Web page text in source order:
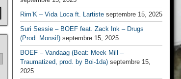
Rim’K – Vida Loca ft. Lartiste septembre 15, 2025
Suri Sessie – BOEF feat. Zack Ink – Drugs
(Prod. Monsif) septembre 15, 2025
BOEF – Vandaag (Beat: Meek Mill –
Traumatized, prod. by Boi-1da) septembre 15,
2025